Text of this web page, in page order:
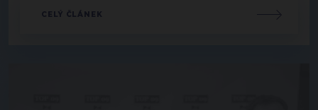
CELÝ ČLÁNEK